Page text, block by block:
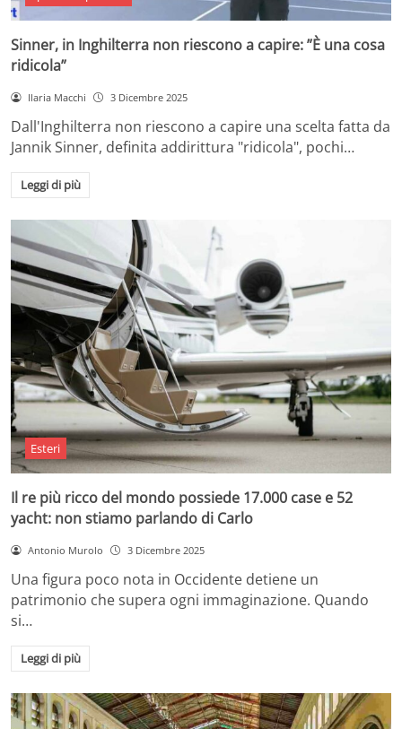
Sinner, in Inghilterra non riescono a capire: ”È una cosa
ridicola”
Ilaria Macchi 3 Dicembre 2025
Dall'Inghilterra non riescono a capire una scelta fatta da
Jannik Sinner, definita addirittura "ridicola", pochi…
Leggi di più
Esteri
Il re più ricco del mondo possiede 17.000 case e 52
yacht: non stiamo parlando di Carlo
Antonio Murolo 3 Dicembre 2025
Una figura poco nota in Occidente detiene un
patrimonio che supera ogni immaginazione. Quando
si…
Leggi di più